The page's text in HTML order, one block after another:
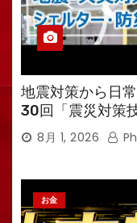
地震対策から日
30回「震災対策
えるTV・高荷智
8月 1, 2026
お金